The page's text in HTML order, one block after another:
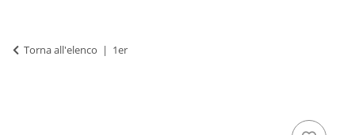
Torna all'elenco 1er